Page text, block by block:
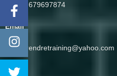
(+212) 679697874
Email
entreprendretraining@yahoo.com